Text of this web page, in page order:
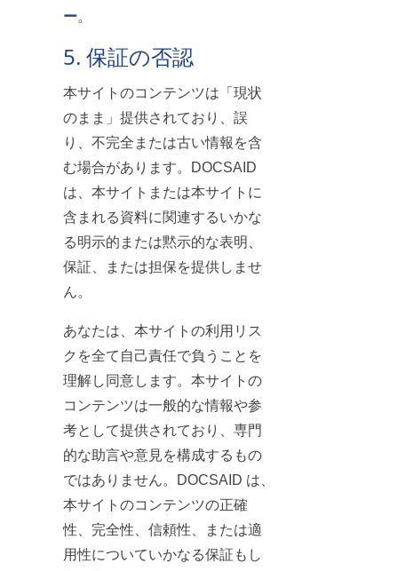
ー。
5. 保証の否認
本サイトのコンテンツは「現状
のまま」提供されており、誤
り、不完全または古い情報を含
む場合があります。DOCSAID
は、本サイトまたは本サイトに
含まれる資料に関連するいかな
る明示的または黙示的な表明、
保証、または担保を提供しませ
ん。
あなたは、本サイトの利用リス
クを全て自己責任で負うことを
理解し同意します。本サイトの
コンテンツは一般的な情報や参
考として提供されており、専門
的な助言や意見を構成するもの
ではありません。DOCSAID は、
本サイトのコンテンツの正確
性、完全性、信頼性、または適
用性についていかなる保証もし